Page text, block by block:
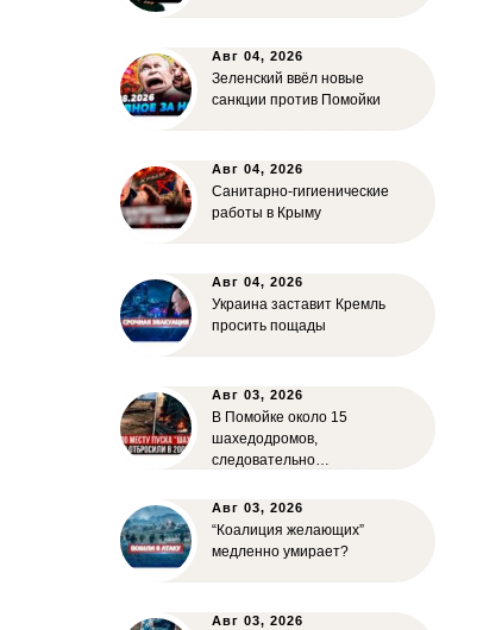
Авг 04, 2026
Зеленский ввёл новые
санкции против Помойки
Авг 04, 2026
Санитарно-гигиенические
работы в Крыму
Авг 04, 2026
Украина заставит Кремль
просить пощады
Авг 03, 2026
В Помойке около 15
шахедодромов,
следовательно…
Авг 03, 2026
“Коалиция желающих”
медленно умирает?
Авг 03, 2026